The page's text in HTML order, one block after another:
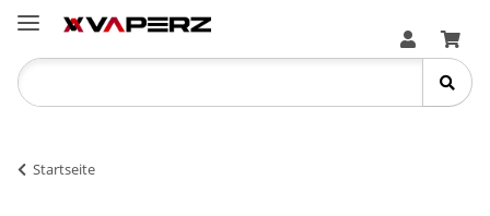
Startseite